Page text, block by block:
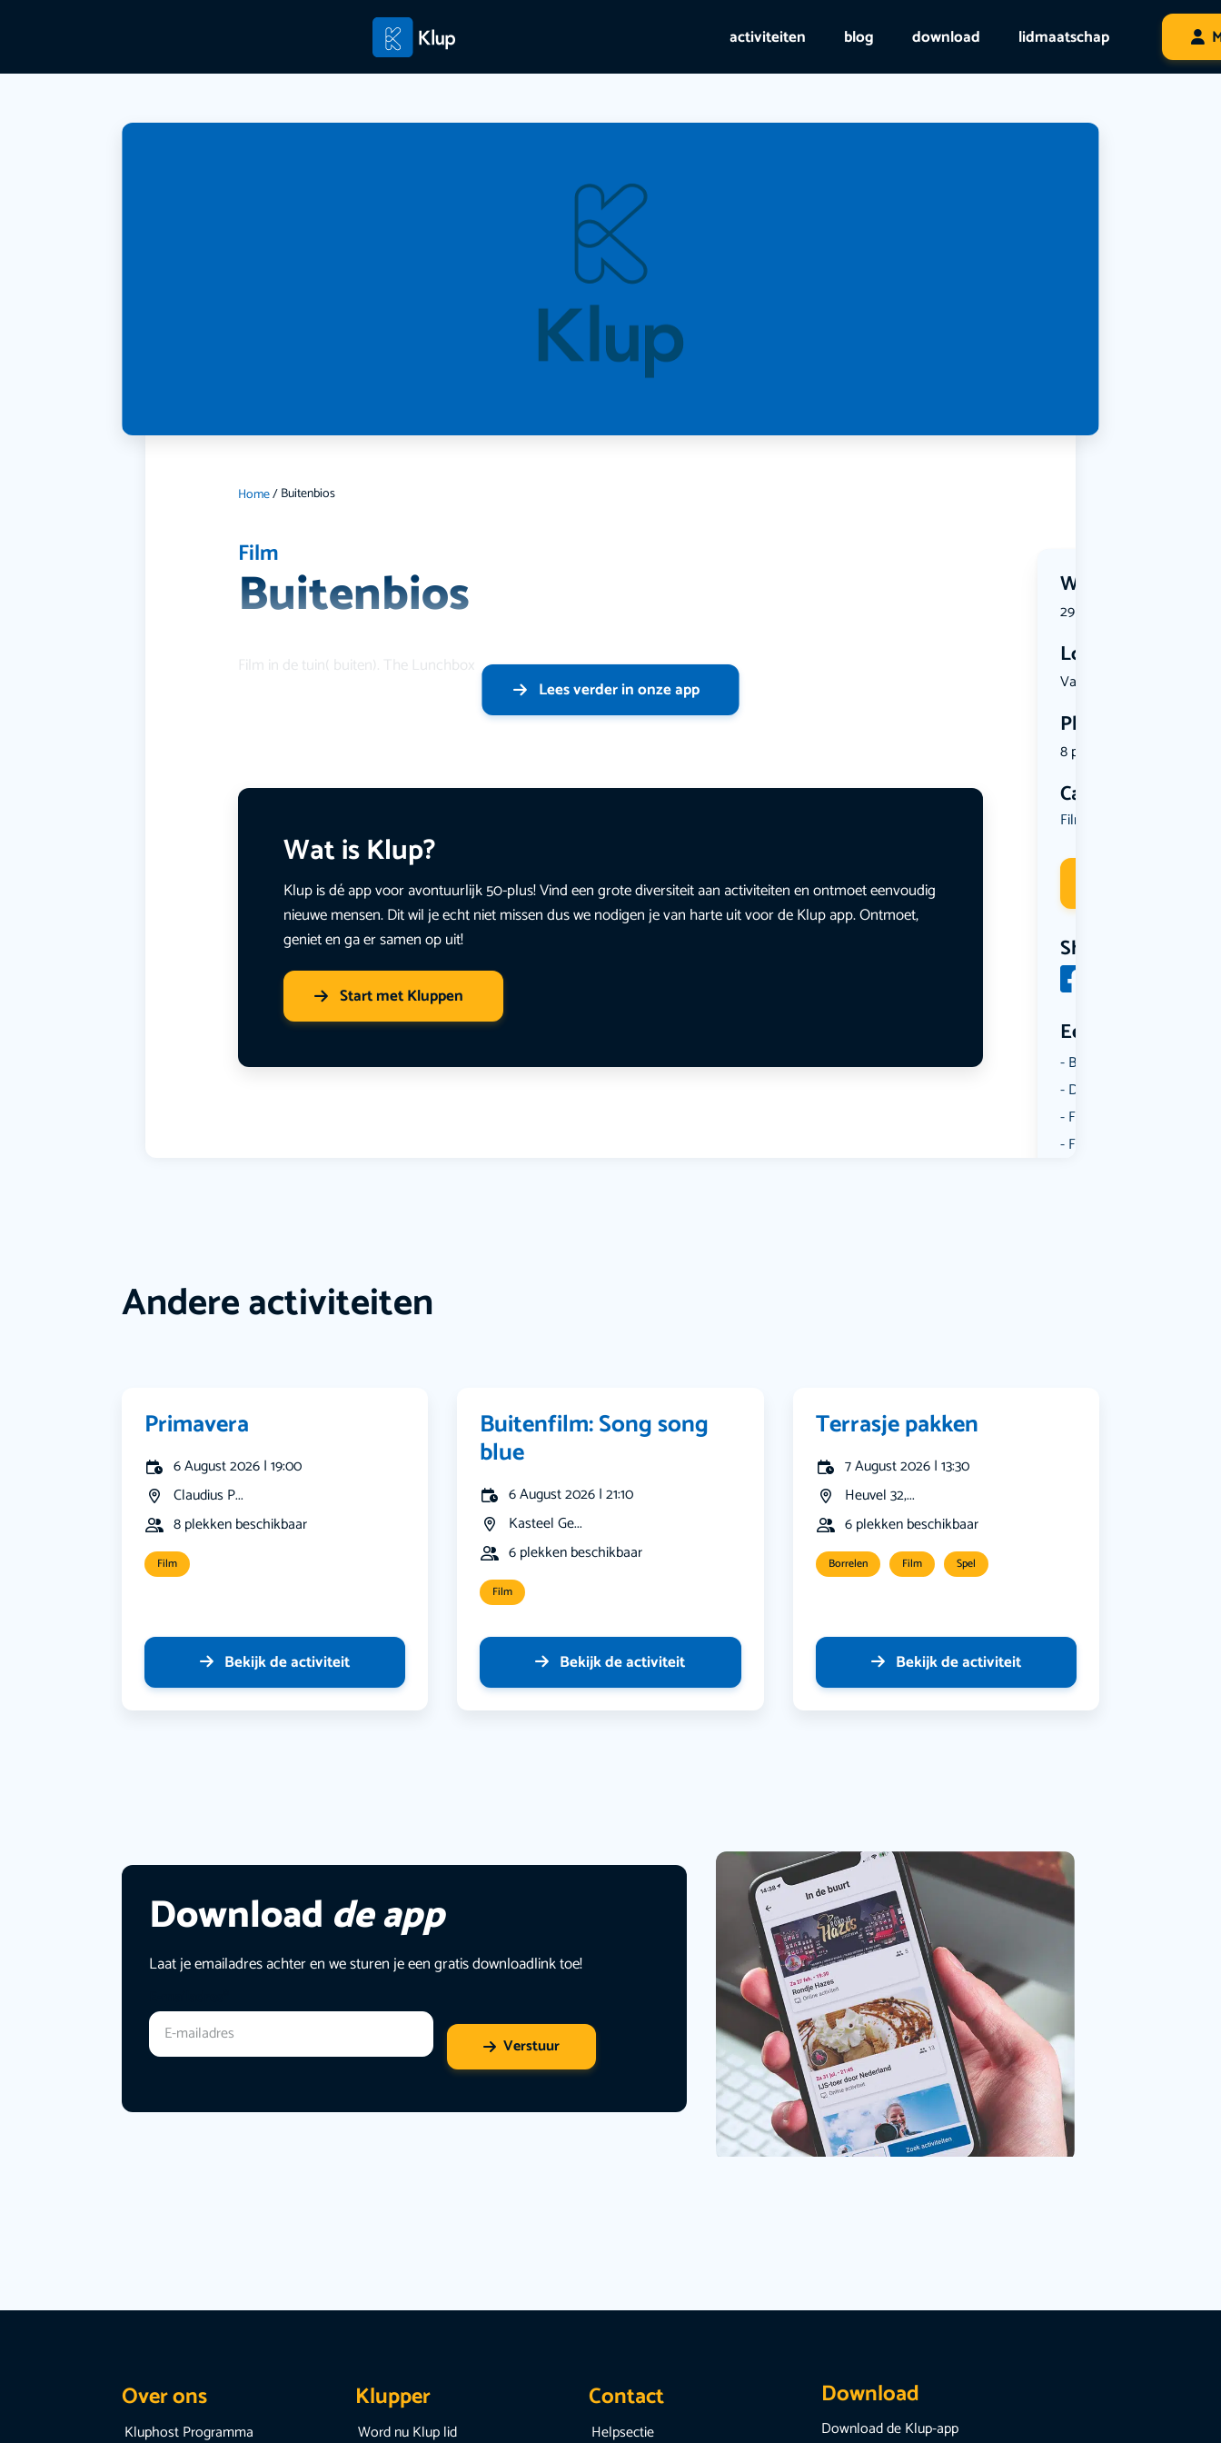
activiteiten blog download lidmaatschap
Home/Buitenbios
Film
Buitenbios Wanneer?
29 August 2026 | 20:30
Locatie
Van Borsse...
Plekken
8 plekken beschikbaar
Categorie
Film
Share
Een aantal
Borrelen
Dansen
Fietsen
Film
Film in de tuin( buiten). The Lunchbox
Lees verder in onze app
Wat is Klup?
Klup is dé app voor avontuurlijk 50-plus! Vind een grote diversiteit aan activiteiten en ontmoet eenvoudig
nieuwe mensen. Dit wil je echt niet missen dus we nodigen je van harte uit voor de Klup app. Ontmoet,
geniet en ga er samen op uit!
Start met Kluppen
Andere activiteiten
Primavera
6 August 2026 | 19:00
Claudius P...
8 plekken beschikbaar
Film
Bekijk de activiteit
Buitenfilm: Song song
blue
6 August 2026 | 21:10
Kasteel Ge...
6 plekken beschikbaar
Film
Bekijk de activiteit
Terrasje pakken
7 August 2026 | 13:30
Heuvel 32,...
6 plekken beschikbaar
Borrelen Film Spel
Bekijk de activiteit
Download de app
Laat je emailadres achter en we sturen je een gratis downloadlink toe!
Verstuur
Over ons
Kluphost Programma
Klupper
Word nu Klup lid
Contact
Helpsectie
Download
Download de Klup-app